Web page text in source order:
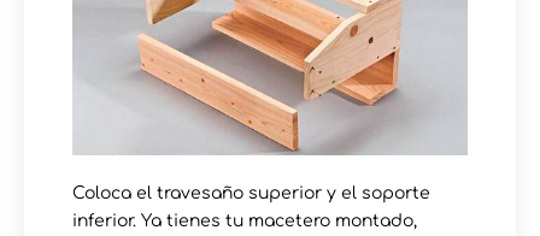
Coloca el travesaño superior y el soporte
inferior. Ya tienes tu macetero montado,